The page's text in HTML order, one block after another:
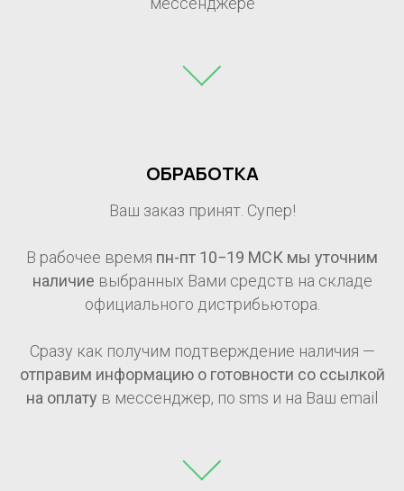
ОБРАБОТКА
Ваш заказ принят. Супер!
В рабочее время пн-пт 10−19 МСК мы уточним
наличие выбранных Вами средств на складе
официального дистрибьютора.
Сразу как получим подтверждение наличия —
отправим информацию о готовности со ссылкой
на оплату в мессенджер, по sms и на Ваш email